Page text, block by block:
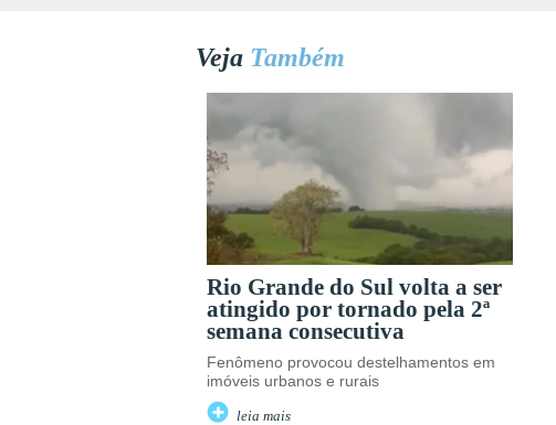
Veja Também
Rio Grande do Sul volta a ser
atingido por tornado pela 2ª
semana consecutiva
Fenômeno provocou destelhamentos em
imóveis urbanos e rurais
leia mais